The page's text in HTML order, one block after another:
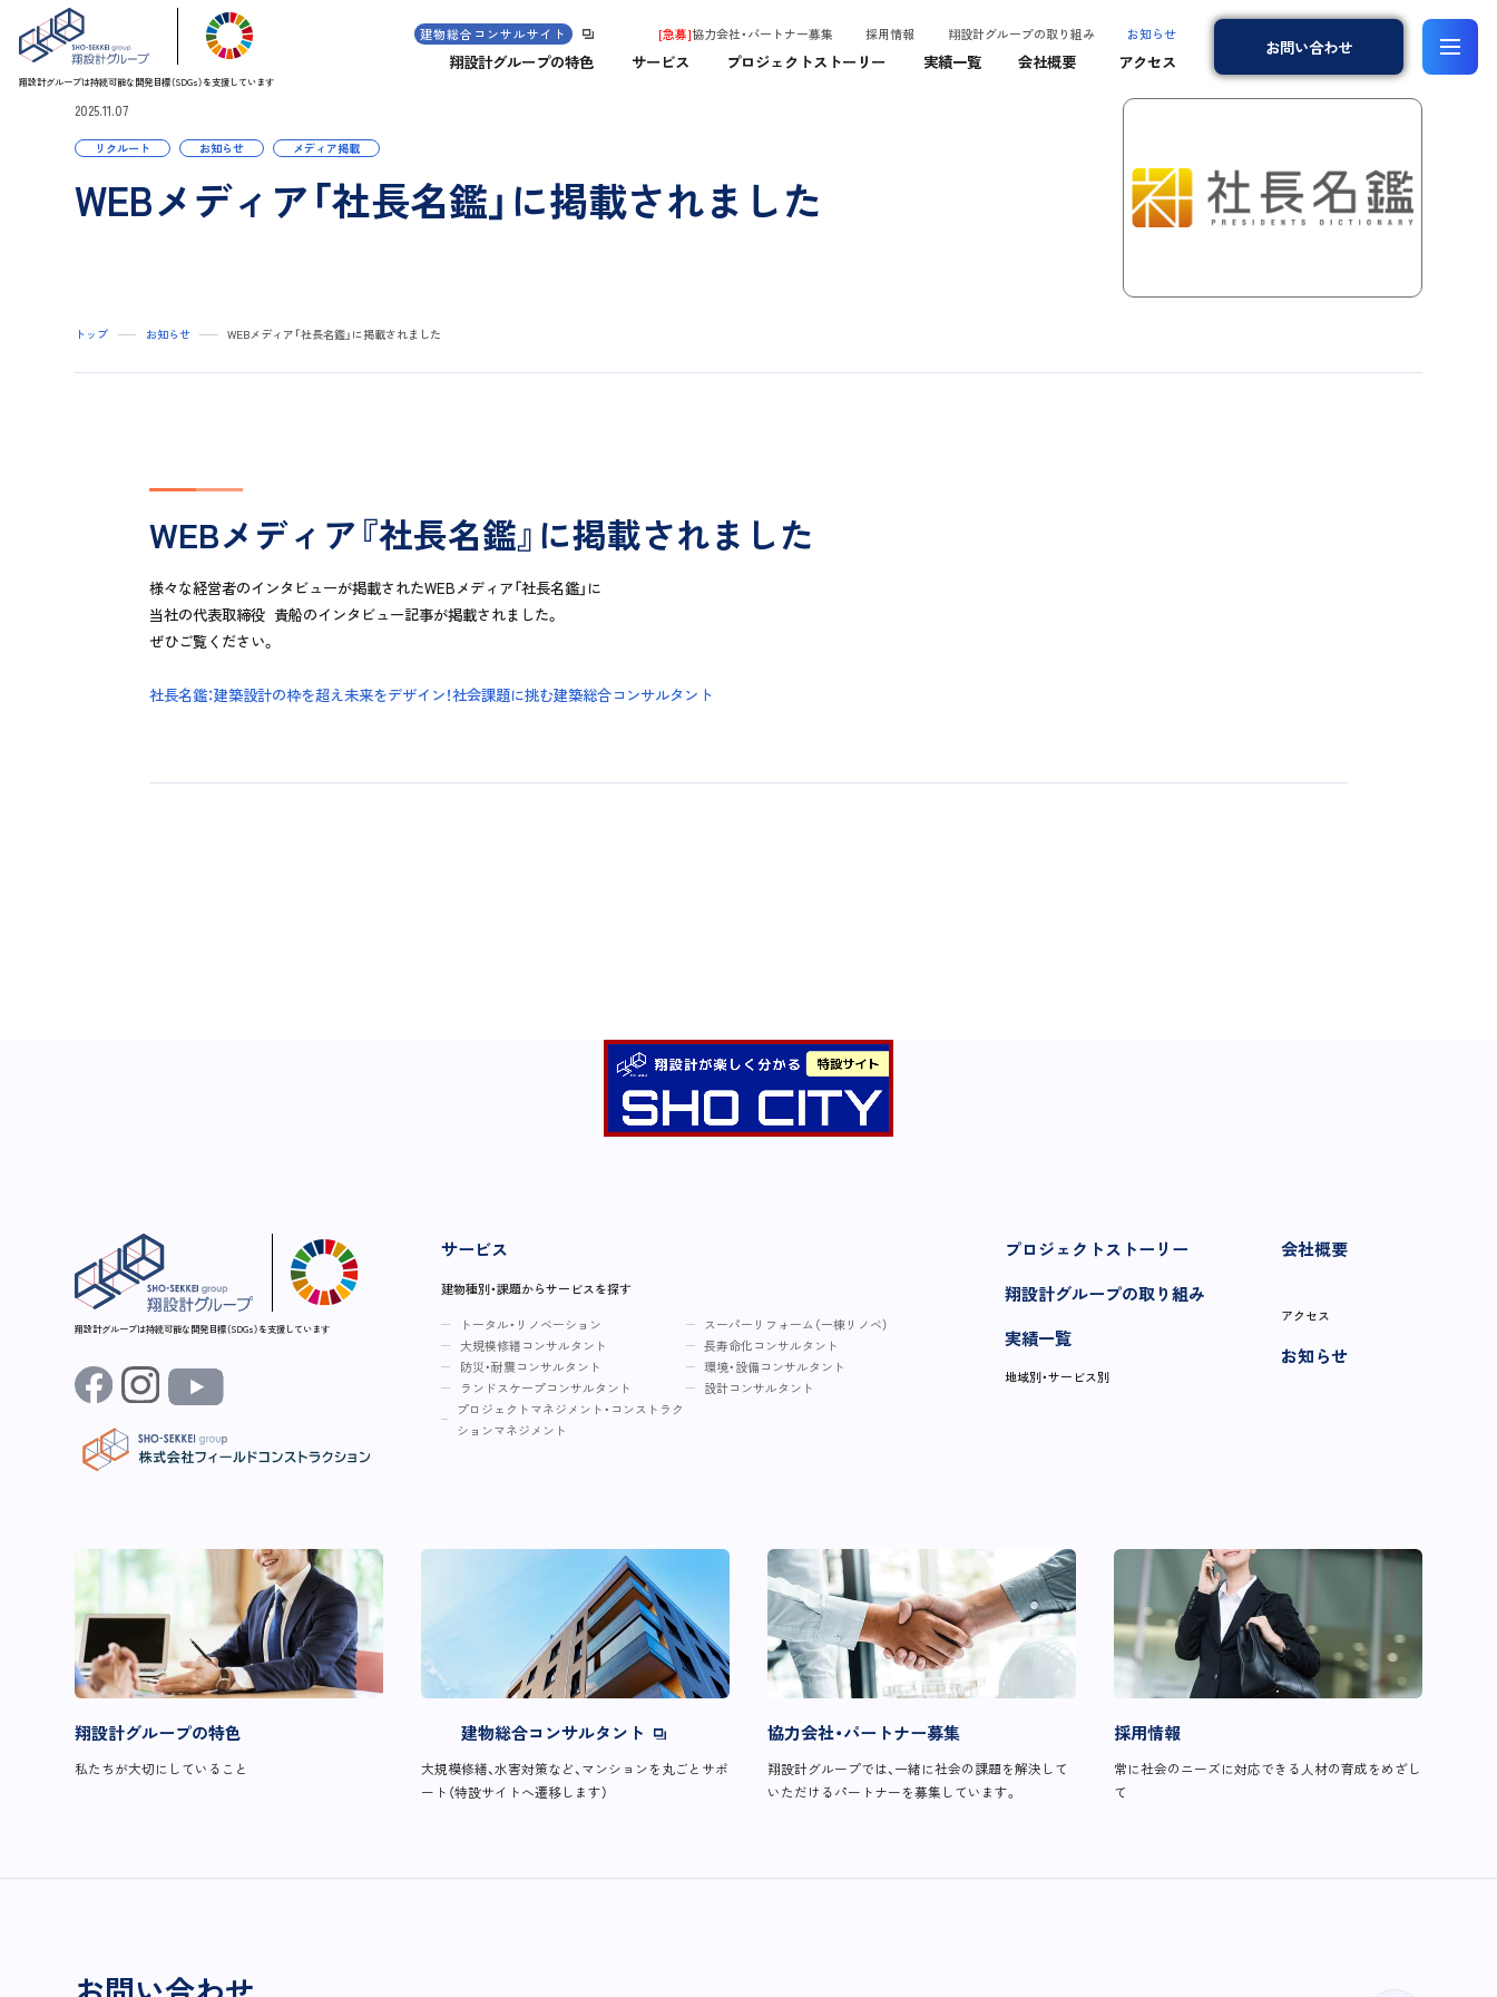
翔設計グループは持続可能な開発目標（SDGs）を支援しています
建物総合コンサルサイト [急募]協力会社・パートナー募集 採用情報 翔設計グループの取り組み お知らせ
翔設計グループの特色 サービス プロジェクトストーリー 実績一覧 会社概要 アクセス
お問い合わせ
2025.11.07
WEBメディア「社長名鑑」に掲載されました
リクルート お知らせ メディア掲載
トップ お知らせ WEBメディア「社長名鑑」に掲載されました
WEBメディア『社長名鑑』に掲載されました
様々な経営者のインタビューが掲載されたWEBメディア「社長名鑑」に
当社の代表取締役 貴船のインタビュー記事が掲載されました。
ぜひご覧ください。
社長名鑑：建築設計の枠を超え未来をデザイン！社会課題に挑む建築総合コンサルタント
翔設計グループは持続可能な開発目標（SDGs）を支援しています
サービス
建物種別・課題からサービスを探す
トータル・リノベーション
スーパーリフォーム（一棟リノベ）
大規模修繕コンサルタント
長寿命化コンサルタント
防災・耐震コンサルタント
環境・設備コンサルタント
ランドスケープコンサルタント
設計コンサルタント
プロジェクトマネジメント・コンストラク
ションマネジメント
プロジェクトストーリー
翔設計グループの取り組み
実績一覧
地域別・サービス別
会社概要
アクセス
お知らせ
翔設計グループの特色
私たちが大切にしていること
建物総合コンサルタント
大規模修繕、水害対策など、マンションを丸ごとサポ
ート（特設サイトへ遷移します）
協力会社・パートナー募集
翔設計グループでは、一緒に社会の課題を解決して
いただけるパートナーを募集しています。
採用情報
常に社会のニーズに対応できる人材の育成をめざし
て